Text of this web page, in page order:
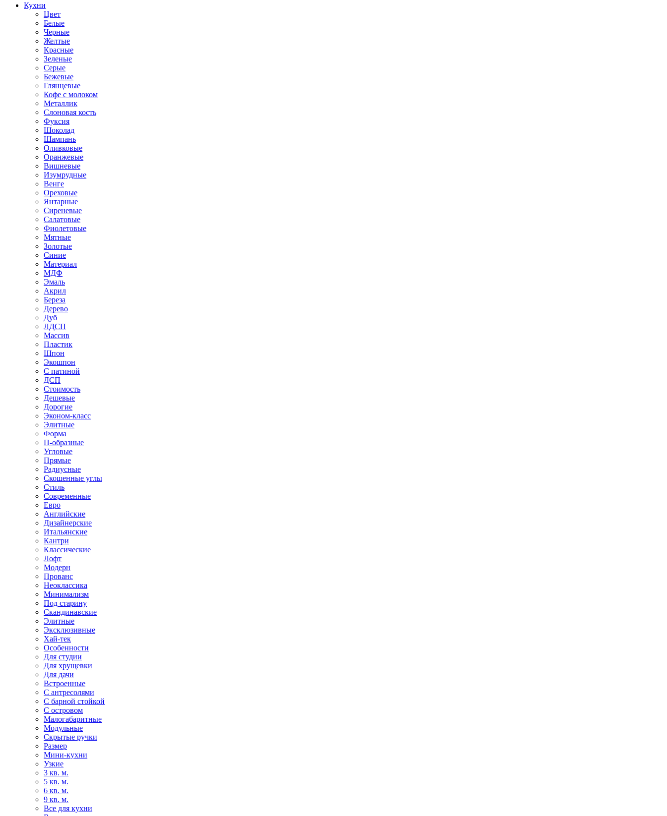
Кухни
Цвет
Белые
Черные
Желтые
Красные
Зеленые
Серые
Бежевые
Глянцевые
Кофе с молоком
Металлик
Слоновая кость
Фуксия
Шоколад
Шампань
Оливковые
Оранжевые
Вишневые
Изумрудные
Венге
Ореховые
Янтарные
Сиреневые
Салатовые
Фиолетовые
Мятные
Золотые
Синие
Материал
МДФ
Эмаль
Акрил
Береза
Дерево
Дуб
ЛДСП
Массив
Пластик
Шпон
Экошпон
С патиной
ДСП
Стоимость
Дешевые
Дорогие
Эконом-класс
Элитные
Форма
П-образные
Угловые
Прямые
Радиусные
Скошенные углы
Стиль
Современные
Евро
Английские
Дизайнерские
Итальянские
Кантри
Классические
Лофт
Модерн
Прованс
Неоклассика
Минимализм
Под старину
Скандинавские
Элитные
Эксклюзивные
Хай-тек
Особенности
Для студии
Для хрущевки
Для дачи
Встроенные
С антресолями
С барной стойкой
С островом
Малогабаритные
Модульные
Скрытые ручки
Размер
Мини-кухни
Узкие
3 кв. м.
5 кв. м.
6 кв. м.
9 кв. м.
Все для кухни